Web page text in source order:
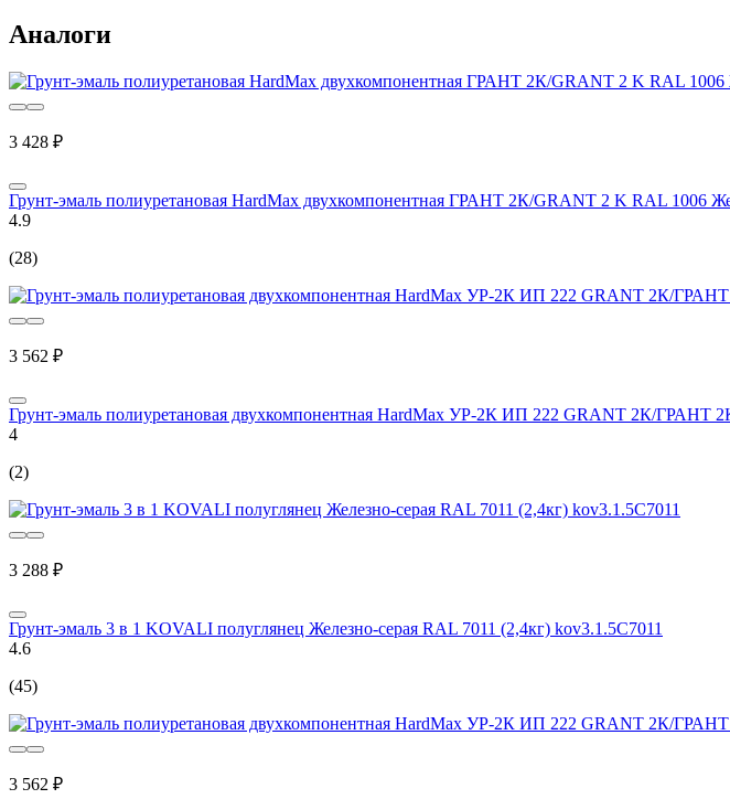
Аналоги
3 428 ₽
Грунт-эмаль полиуретановая HardMax двухкомпонентная ГРАНТ 2К/GRANT 2 K RAL 1006
4.9
(28)
3 562 ₽
Грунт-эмаль полиуретановая двухкомпонентная HardMax УР-2К ИП 222 GRANT 2К/ГРАНТ
4
(2)
3 288 ₽
Грунт-эмаль 3 в 1 KOVALI полуглянец Железно-серая RAL 7011 (2,4кг) kov3.1.5С7011
4.6
(45)
3 562 ₽